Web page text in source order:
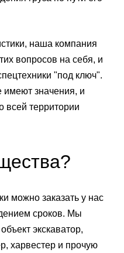
наша компания
вопросов на себя, и
"под ключ".
имеют значения, и
всей территории
можно заказать у нас
сроков. Мы
экскаватор,
харвестер и прочую